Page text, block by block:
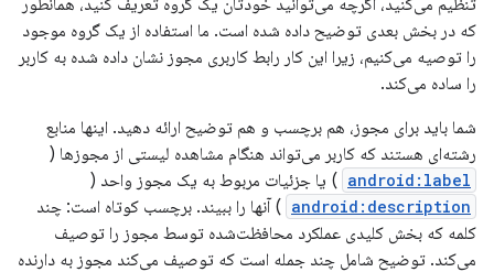
تنظیم می‌کنید، اگرچه می‌توانید خودتان یک گروه تعریف کنید، همانطور
که در بخش بعدی توضیح داده شده است. ما استفاده از یک گروه موجود
را توصیه می‌کنیم، زیرا این کار رابط کاربری مجوز نشان داده شده به کاربر
را ساده می‌کند.
شما باید برای مجوز، هم برچسب و هم توضیح ارائه دهید. اینها منابع
رشته‌ای هستند که کاربر می‌تواند هنگام مشاهده لیستی از مجوزها (
android:label ) یا جزئیات مربوط به یک مجوز واحد (
android:description ) آنها را ببیند. برچسب کوتاه است: چند
کلمه که بخش کلیدی عملکرد محافظت‌شده توسط مجوز را توصیف
می‌کند. توضیح شامل چند جمله است که توصیف می‌کند مجوز به دارنده